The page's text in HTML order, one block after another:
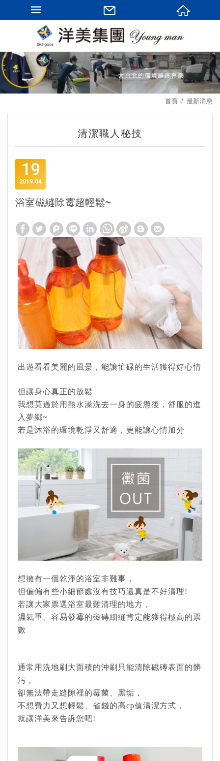
首頁 最新消息
清潔職人秘技
19
04
2019
浴室磁縫除霉超輕鬆~
出遊看看美麗的風景，能讓忙碌的生活獲得好心情
但讓身心真正的放鬆
我想莫過於用熱水澡洗去一身的疲憊後，舒服的進
入夢鄉~
若是沐浴的環境乾淨又舒適，更能讓心情加分
想擁有一個乾淨的浴室非難事，
但偏偏有些小細節處沒有技巧還真是不好清理!
若讓大家票選浴室最難清理的地方，
濕氣重、容易發霉的磁磚細縫肯定能獲得極高的票
數
通常用洗地刷大面積的沖刷只能清除磁磚表面的髒
污，
卻無法帶走縫隙裡的霉菌、黑垢，
不想費力又想輕鬆、省錢的高cp值清潔方式，
就讓洋美來告訴您吧!